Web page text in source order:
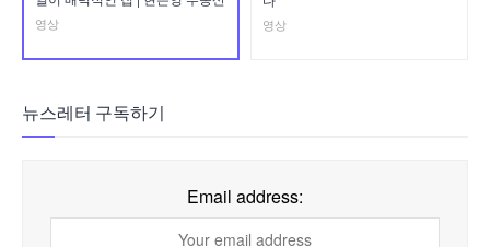
영상 영상
뉴스레터 구독하기
Email address: